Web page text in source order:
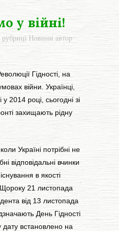
у війні!
рубриці Новини автор
Гідності, на
війни. Українці,
2014 році, сьогодні зі
захищають рідну
Україні потрібні не
відповідальні вчинки
в якості
21 листопада
від 13 листопада
День Гідності
встановлено на